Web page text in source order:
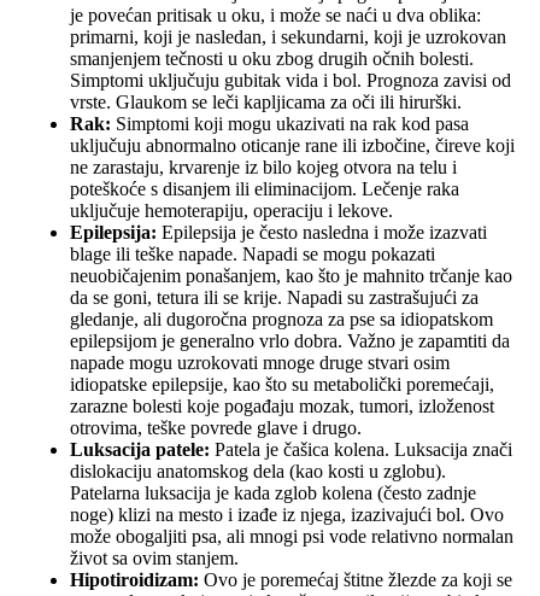
je povećan pritisak u oku, i može se naći u dva oblika:
primarni, koji je nasledan, i sekundarni, koji je uzrokovan
smanjenjem tečnosti u oku zbog drugih očnih bolesti.
Simptomi uključuju gubitak vida i bol. Prognoza zavisi od
vrste. Glaukom se leči kapljicama za oči ili hirurški.
Rak: Simptomi koji mogu ukazivati na rak kod pasa
uključuju abnormalno oticanje rane ili izbočine, čireve koji
ne zarastaju, krvarenje iz bilo kojeg otvora na telu i
poteškoće s disanjem ili eliminacijom. Lečenje raka
uključuje hemoterapiju, operaciju i lekove.
Epilepsija: Epilepsija je često nasledna i može izazvati
blage ili teške napade. Napadi se mogu pokazati
neuobičajenim ponašanjem, kao što je mahnito trčanje kao
da se goni, tetura ili se krije. Napadi su zastrašujući za
gledanje, ali dugoročna prognoza za pse sa idiopatskom
epilepsijom je generalno vrlo dobra. Važno je zapamtiti da
napade mogu uzrokovati mnoge druge stvari osim
idiopatske epilepsije, kao što su metabolički poremećaji,
zarazne bolesti koje pogađaju mozak, tumori, izloženost
otrovima, teške povrede glave i drugo.
Luksacija patele: Patela je čašica kolena. Luksacija znači
dislokaciju anatomskog dela (kao kosti u zglobu).
Patelarna luksacija je kada zglob kolena (često zadnje
noge) klizi na mesto i izađe iz njega, izazivajući bol. Ovo
može obogaljiti psa, ali mnogi psi vode relativno normalan
život sa ovim stanjem.
Hipotiroidizam: Ovo je poremećaj štitne žlezde za koji se